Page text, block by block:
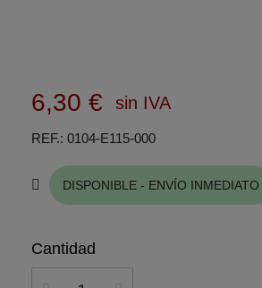
6,30 € sin IVA
REF. 0104-E115-000
DISPONIBLE - ENVÍO INMEDIATO
Cantidad